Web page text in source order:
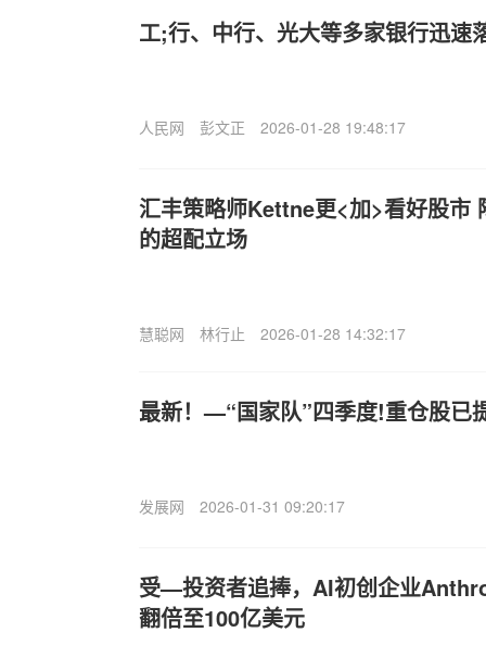
工;行、中行、光大等多家银行迅速
人民网 彭文正 2026-01-28 19:48:17
汇丰策略师Kettne更<加>看好股市
的超配立场
慧聪网 林行止 2026-01-28 14:32:17
最新！—“国家队”四季度!重仓股已
发展网 2026-01-31 09:20:17
受—投资者追捧，AI初创企业
翻倍至100亿美元